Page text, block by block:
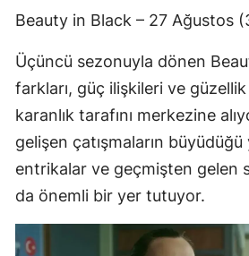
Beauty in Black – 27 Ağustos
Üçüncü sezonuyla dönen
farkları, güç ilişkileri ve güzellik
karanlık tarafını merkezine
gelişen çatışmaların büyüdüğü
entrikalar ve geçmişten gelen
da önemli bir yer tutuyor.